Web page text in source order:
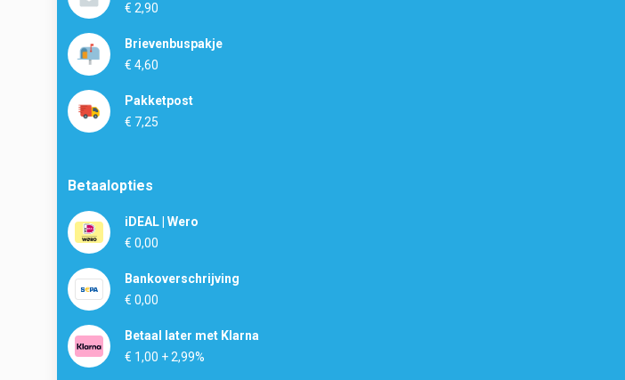
€ 2,90
Brievenbuspakje
€ 4,60
Pakketpost
€ 7,25
Betaalopties
iDEAL | Wero
€ 0,00
Bankoverschrijving
€ 0,00
Betaal later met Klarna
€ 1,00 + 2,99%